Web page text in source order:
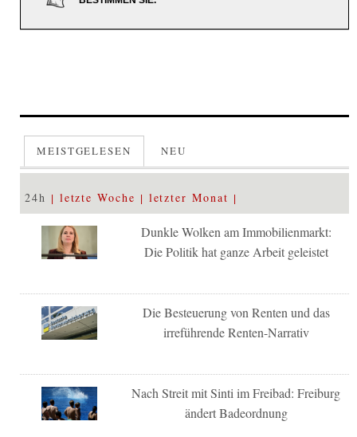
MEISTGELESEN NEU
24h letzte Woche letzter Monat
Dunkle Wolken am Immobilienmarkt:
Die Politik hat ganze Arbeit geleistet
Die Besteuerung von Renten und das
irreführende Renten-Narrativ
Nach Streit mit Sinti im Freibad: Freiburg
ändert Badeordnung